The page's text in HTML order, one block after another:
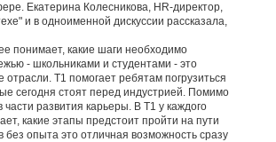
Екатерина Колесникова, HR-директор,
и в одноименной дискуссии рассказала,
понимает, какие шаги необходимо
- школьниками и студентами - это
Т1 помогает ребятам погрузиться
сегодня стоят перед индустрией. Помимо
развития карьеры. В Т1 у каждого
какие этапы предстоит пройти на пути
опыта это отличная возможность сразу